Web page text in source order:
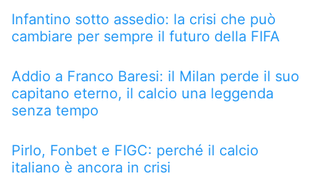
Infantino sotto assedio: la crisi che può
cambiare per sempre il futuro della FIFA
Addio a Franco Baresi: il Milan perde il suo
capitano eterno, il calcio una leggenda
senza tempo
Pirlo, Fonbet e FIGC: perché il calcio
italiano è ancora in crisi